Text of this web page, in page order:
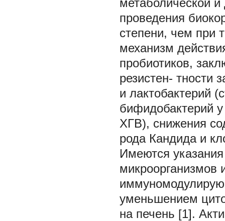
проведения
степени, чем при
механизм
пробиотиков,
резистен- тности
и лактобактерий
бифидобактерий
ХГВ), снижения
рода Кандида и
Имеются
уменьшением
на печень [1].